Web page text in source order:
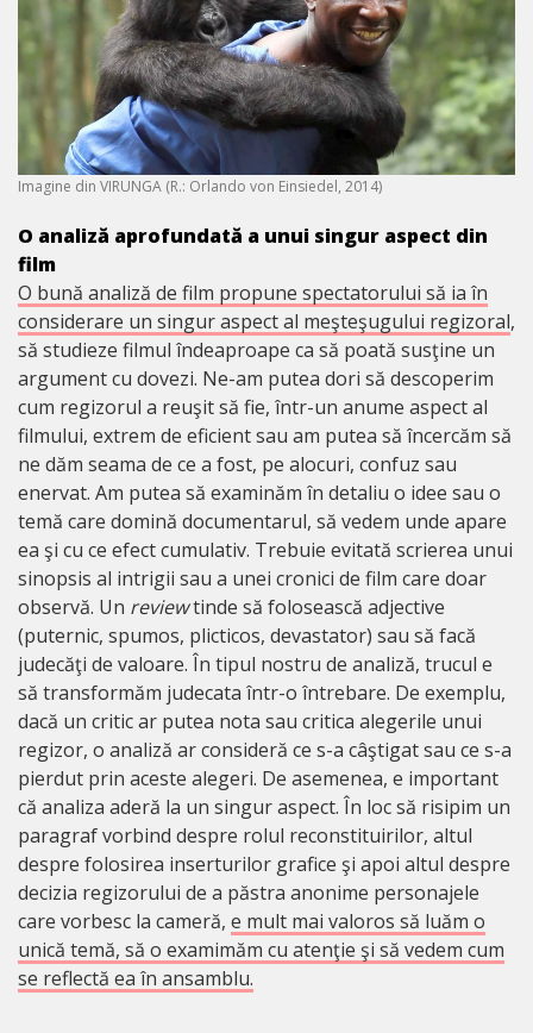
Imagine din VIRUNGA (R.: Orlando von Einsiedel, 2014)
O analiză aprofundată a unui singur aspect din
film
O bună analiză de film propune spectatorului să ia în
considerare un singur aspect al meşteşugului regizoral,
să studieze filmul îndeaproape ca să poată susţine un
argument cu dovezi. Ne-am putea dori să descoperim
cum regizorul a reuşit să fie, într-un anume aspect al
filmului, extrem de eficient sau am putea să încercăm să
ne dăm seama de ce a fost, pe alocuri, confuz sau
enervat. Am putea să examinăm în detaliu o idee sau o
temă care domină documentarul, să vedem unde apare
ea şi cu ce efect cumulativ. Trebuie evitată scrierea unui
sinopsis al intrigii sau a unei cronici de film care doar
observă. Un reviewtinde să folosească adjective
(puternic, spumos, plicticos, devastator) sau să facă
judecăţi de valoare. În tipul nostru de analiză, trucul e
să transformăm judecata într-o întrebare. De exemplu,
dacă un critic ar putea nota sau critica alegerile unui
regizor, o analiză ar consideră ce s-a câştigat sau ce s-a
pierdut prin aceste alegeri. De asemenea, e important
că analiza aderă la un singur aspect. În loc să risipim un
paragraf vorbind despre rolul reconstituirilor, altul
despre folosirea inserturilor grafice şi apoi altul despre
decizia regizorului de a păstra anonime personajele
care vorbesc la cameră, e mult mai valoros să luăm o
unică temă, să o examimăm cu atenţie şi să vedem cum
se reflectă ea în ansamblu.